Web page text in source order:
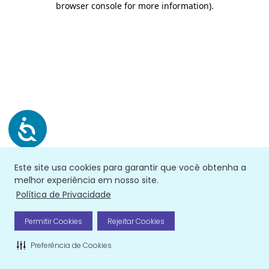
Este site usa cookies para garantir que você obtenha a
melhor experiência em nosso site.
Política de Privacidade
Permitir Cookies Rejeitar Cookies
Preferência de Cookies
browser console for more information).